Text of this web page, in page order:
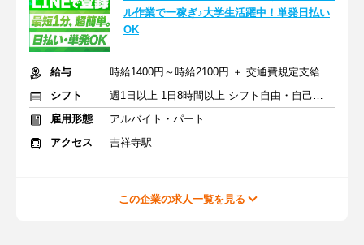
ル作業で一稼ぎ♪大学生活躍中！単発日払い
OK
給与
時給1400円～時給2100円 ＋ 交通費規定支給
シフト
週1日以上 1日8時間以上 シフト自由・自己申告
雇用形態
アルバイト・パート
アクセス
吉祥寺駅
この企業の求人一覧を見る